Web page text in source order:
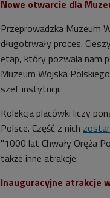
Nowe otwarcie dla
Przeprowadzka Muzeum
długotrwały proces.
etap, który pozwala nam
Muzeum Wojska
szef instytucji.
Kolekcja placówki liczy
Polsce. Część z nich
"1000 lat Chwały Oręża
także inne atrakcje.
Inauguracyjne atrakcje